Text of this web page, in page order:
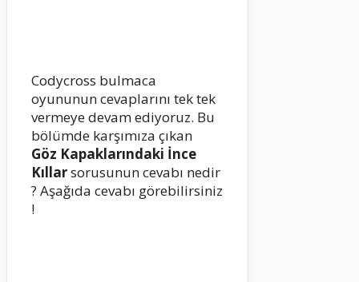
Codycross bulmaca
oyununun cevaplarını tek tek
vermeye devam ediyoruz. Bu
bölümde karşımıza çıkan
Göz Kapaklarındaki İnce
Kıllarsorusunun cevabı nedir
? Aşağıda cevabı görebilirsiniz
!